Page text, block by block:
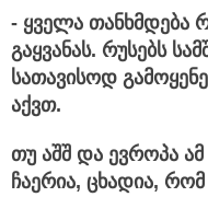
- ყველა თანხმდება
გაყვანას. რუსებს
სათავისოდ
აქვთ.
თუ აშშ და ევროპა
ჩაერია, ცხადია,